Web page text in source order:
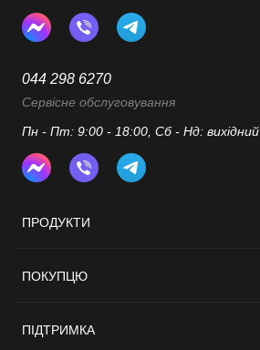
ПРОДУКТИ
ПОКУПЦЮ
ПІДТРИМКА
044 298 6270
Сервісне обслуговування
Пн - Пт: 9:00 - 18:00, Сб - Нд: вихідний